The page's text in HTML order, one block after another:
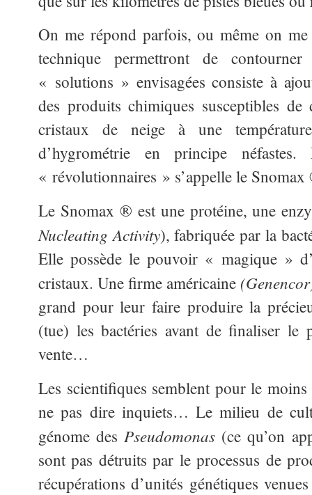
On me répond parfois, ou même on
technique permettront de
« solutions » envisagées consiste à
des produits chimiques susceptibles
cristaux de neige à une
d’hygrométrie en principe
« révolutionnaires » s’appelle le
Le Snomax ® est une protéine, une
Nucleating Activity), fabriquée par la
Elle possède le pouvoir « magique »
cristaux. Une firme américaine
grand pour leur faire produire la
(tue) les bactéries avant de finaliser
vente…
Les scientifiques semblent pour le
ne pas dire inquiets… Le milieu de
génome desPseudomonas (ce qu’on
sont pas détruits par le processus de
récupérations d’unités génétiques